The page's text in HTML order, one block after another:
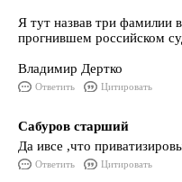
Я тут назвав три фамилии
прогнившем российском
Владимир Дертко
Ответить Цитировать
Сабуров старший
Да ивсе ,что
Ответить Цитировать